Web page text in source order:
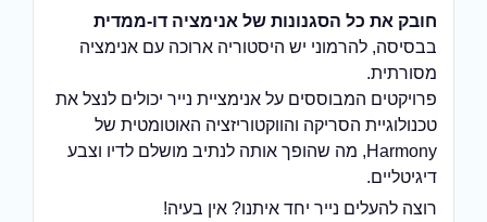
חובק את כל הסגנונות של אנימציה דו-ממדית
בבסיסה, להרמוני יש היסטוריה ארוכה עם אנימציה
מסורתית.
פרויקטים המבוססים על אנימציית נייר יכולים לנצל את
טכנולוגיית הסריקה והווקטוריזציה האוטומטית של
Harmony, מה שהופך אותה לנתיב מושלם לדיו וצבע
דיגיטליים.
רוצה להעלים נייר יחד איתנו? אין בעיה!